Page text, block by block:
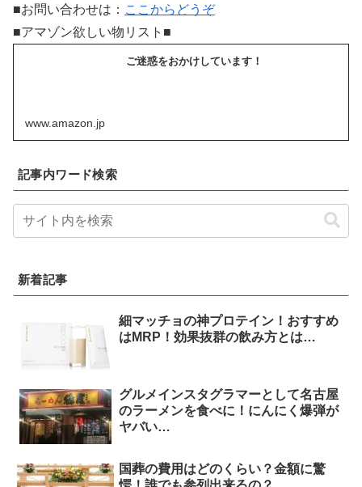
■お問い合わせは： ここからどうぞ
■アマゾン欲しい物リスト■
ご迷惑をおかけしています！
www.amazon.jp
記事内ワード検索
新着記事
細マッチョの神プロテイン！おすすめ
はMRP！効果抜群の飲み方とは…
グルメインスタグラマーとして名古屋
のラーメンを食べに！にんにく爆弾が
ヤバい…
国葬の費用はどのくらい？金額に驚